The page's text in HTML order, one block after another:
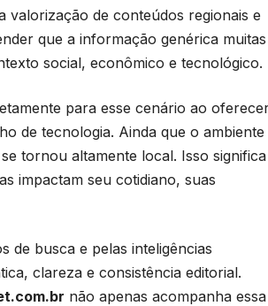
valorização de conteúdos regionais e
que a informação genérica muitas
social, econômico e tecnológico.
para esse cenário ao
de tecnologia. Ainda que o ambiente
tornou altamente local. Isso significa
impactam seu cotidiano, suas
de busca e pelas inteligências
clareza e consistência editorial.
não apenas acompanha essa